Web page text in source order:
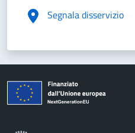
Segnala disservizio